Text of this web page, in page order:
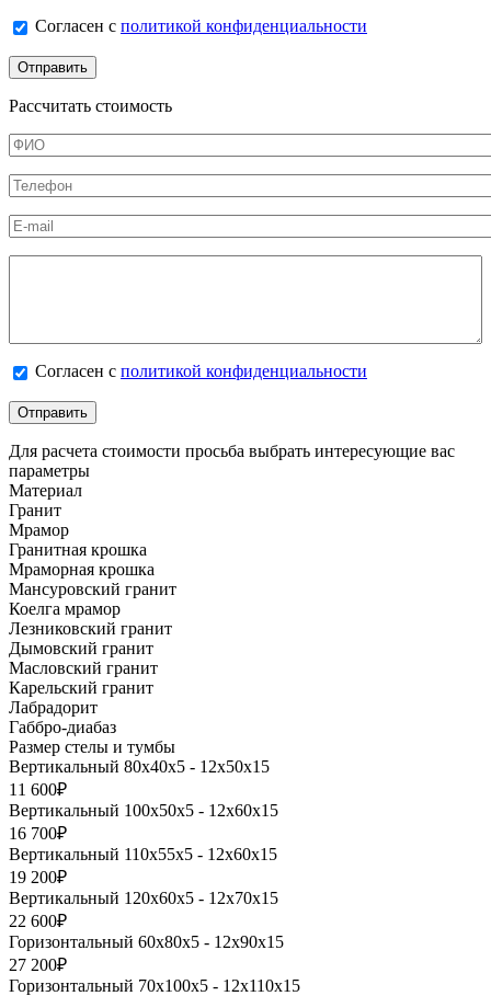
Согласен с политикой конфиденциальности*
Согласен с политикой конфиденциальности
Рассчитать стоимость
ФИО
Телефон
E-mail
Согласен с политикой конфиденциальности*
Согласен с политикой конфиденциальности
Для расчета стоимости просьба выбрать интересующие вас
параметры
Материал
Гранит
Мрамор
Гранитная крошка
Мраморная крошка
Мансуровский гранит
Коелга мрамор
Лезниковский гранит
Дымовский гранит
Масловский гранит
Карельский гранит
Лабрадорит
Габбро-диабаз
Размер стелы и тумбы
Вертикальный 80х40х5 - 12х50х15
11 600₽
Вертикальный 100х50х5 - 12х60х15
16 700₽
Вертикальный 110х55х5 - 12х60х15
19 200₽
Вертикальный 120х60х5 - 12х70х15
22 600₽
Горизонтальный 60х80х5 - 12х90х15
27 200₽
Горизонтальный 70х100х5 - 12х110х15